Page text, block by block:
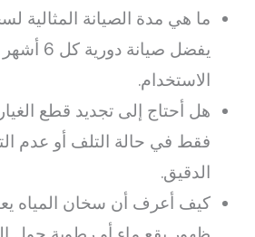
ما هي مدة الصيانة المثالية
يفضل صيانة
الاستخدام.
هل أحتاج إلى تجديد قطع
فقط في حالة التلف أو عدم
الدقيق.
كيف أعرف أن سخان المياه